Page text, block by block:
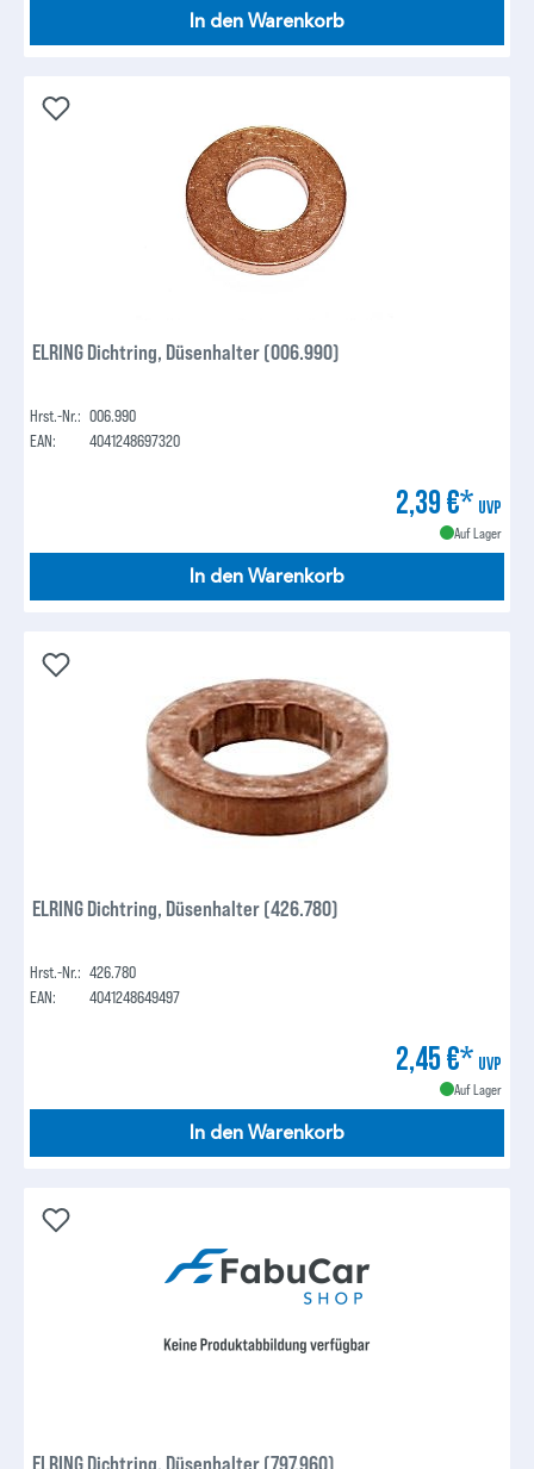
In den Warenkorb
ELRING Dichtring, Düsenhalter (006.990)
Hrst.-Nr.: 006.990
EAN:
4041248697320
2,39 €* UVP
Auf Lager
In den Warenkorb
ELRING Dichtring, Düsenhalter (426.780)
Hrst.-Nr.: 426.780
EAN:
4041248649497
2,45 €* UVP
Auf Lager
In den Warenkorb
ELRING Dichtring, Düsenhalter (797.960)